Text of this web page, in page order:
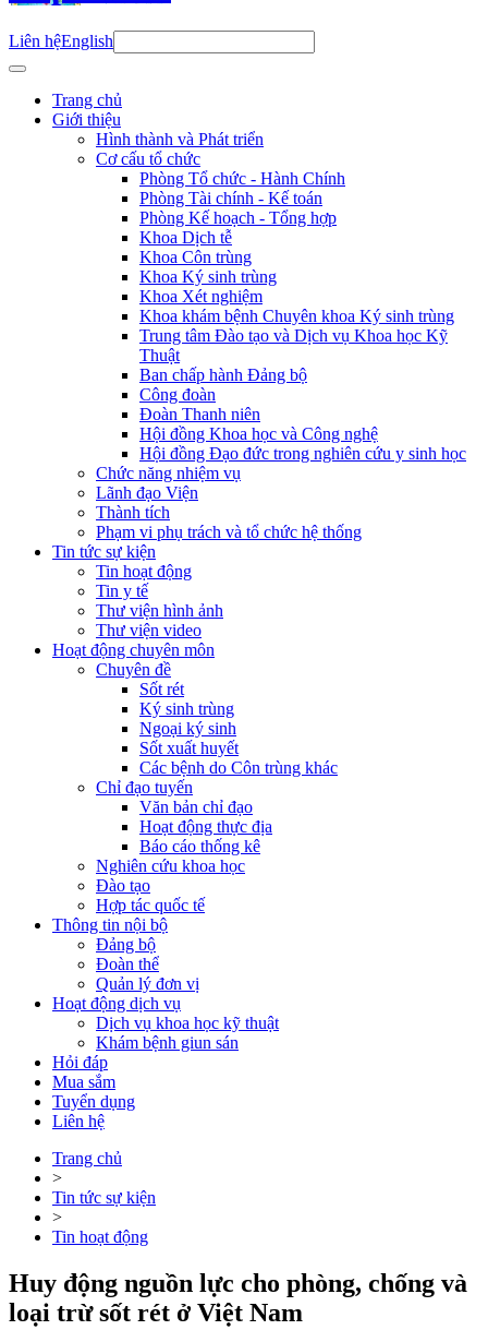
Liên hệEnglish
Trang chủ
Giới thiệu
Hình thành và Phát triển
Cơ cấu tổ chức
Phòng Tổ chức - Hành Chính
Phòng Tài chính - Kế toán
Phòng Kế hoạch - Tổng hợp
Khoa Dịch tễ
Khoa Côn trùng
Khoa Ký sinh trùng
Khoa Xét nghiệm
Khoa khám bệnh Chuyên khoa Ký sinh trùng
Trung tâm Đào tạo và Dịch vụ Khoa học Kỹ
Thuật
Ban chấp hành Đảng bộ
Công đoàn
Đoàn Thanh niên
Hội đồng Khoa học và Công nghệ
Hội đồng Đạo đức trong nghiên cứu y sinh học
Chức năng nhiệm vụ
Lãnh đạo Viện
Thành tích
Phạm vi phụ trách và tổ chức hệ thống
Tin tức sự kiện
Tin hoạt động
Tin y tế
Thư viện hình ảnh
Thư viện video
Hoạt động chuyên môn
Chuyên đề
Sốt rét
Ký sinh trùng
Ngoại ký sinh
Sốt xuất huyết
Các bệnh do Côn trùng khác
Chỉ đạo tuyến
Văn bản chỉ đạo
Hoạt động thực địa
Báo cáo thống kê
Nghiên cứu khoa học
Đào tạo
Hợp tác quốc tế
Thông tin nội bộ
Đảng bộ
Đoàn thể
Quản lý đơn vị
Hoạt động dịch vụ
Dịch vụ khoa học kỹ thuật
Khám bệnh giun sán
Hỏi đáp
Mua sắm
Tuyển dụng
Liên hệ
Trang chủ
>
Tin tức sự kiện
>
Tin hoạt động
Huy động nguồn lực cho phòng, chống và
loại trừ sốt rét ở Việt Nam